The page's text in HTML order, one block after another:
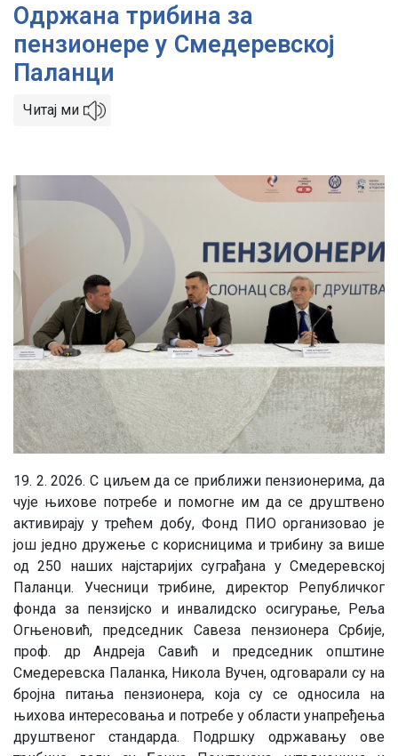
Одржана трибина за
пензионерe у Смедеревској
Паланци
Читај ми
Image
19. 2. 2026. С циљем да се приближи пензионерима, да
чује њихове потребе и помогне им да се друштвено
активирају у трећем добу, Фонд ПИО организовао је
још једно дружење с корисницима и трибину за више
од 250 наших најстаријих суграђана у Смедеревској
Паланци. Учесници трибине, директор Републичког
фонда за пензијско и инвалидско осигурање, Реља
Огњеновић, председник Савеза пензионера Србије,
проф. др Андреја Савић и председник општине
Смедеревска Паланка, Никола Вучен, одговарали су на
бројна питања пензионера, која су се односила на
њихова интересовања и потребе у области унапређења
друштвеног стандарда. Подршку одржавању ове